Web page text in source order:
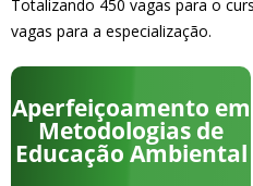
Totalizando 450 vagas para o
vagas para a especialização.
Aperfeiçoamento em
Metodologias de
Educação Ambiental